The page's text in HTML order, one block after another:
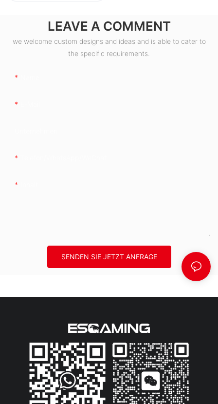
LEAVE A COMMENT
we welcome custom designs and ideas and is able to cater to
the specific requirements.
SENDEN SIE JETZT ANFRAGE